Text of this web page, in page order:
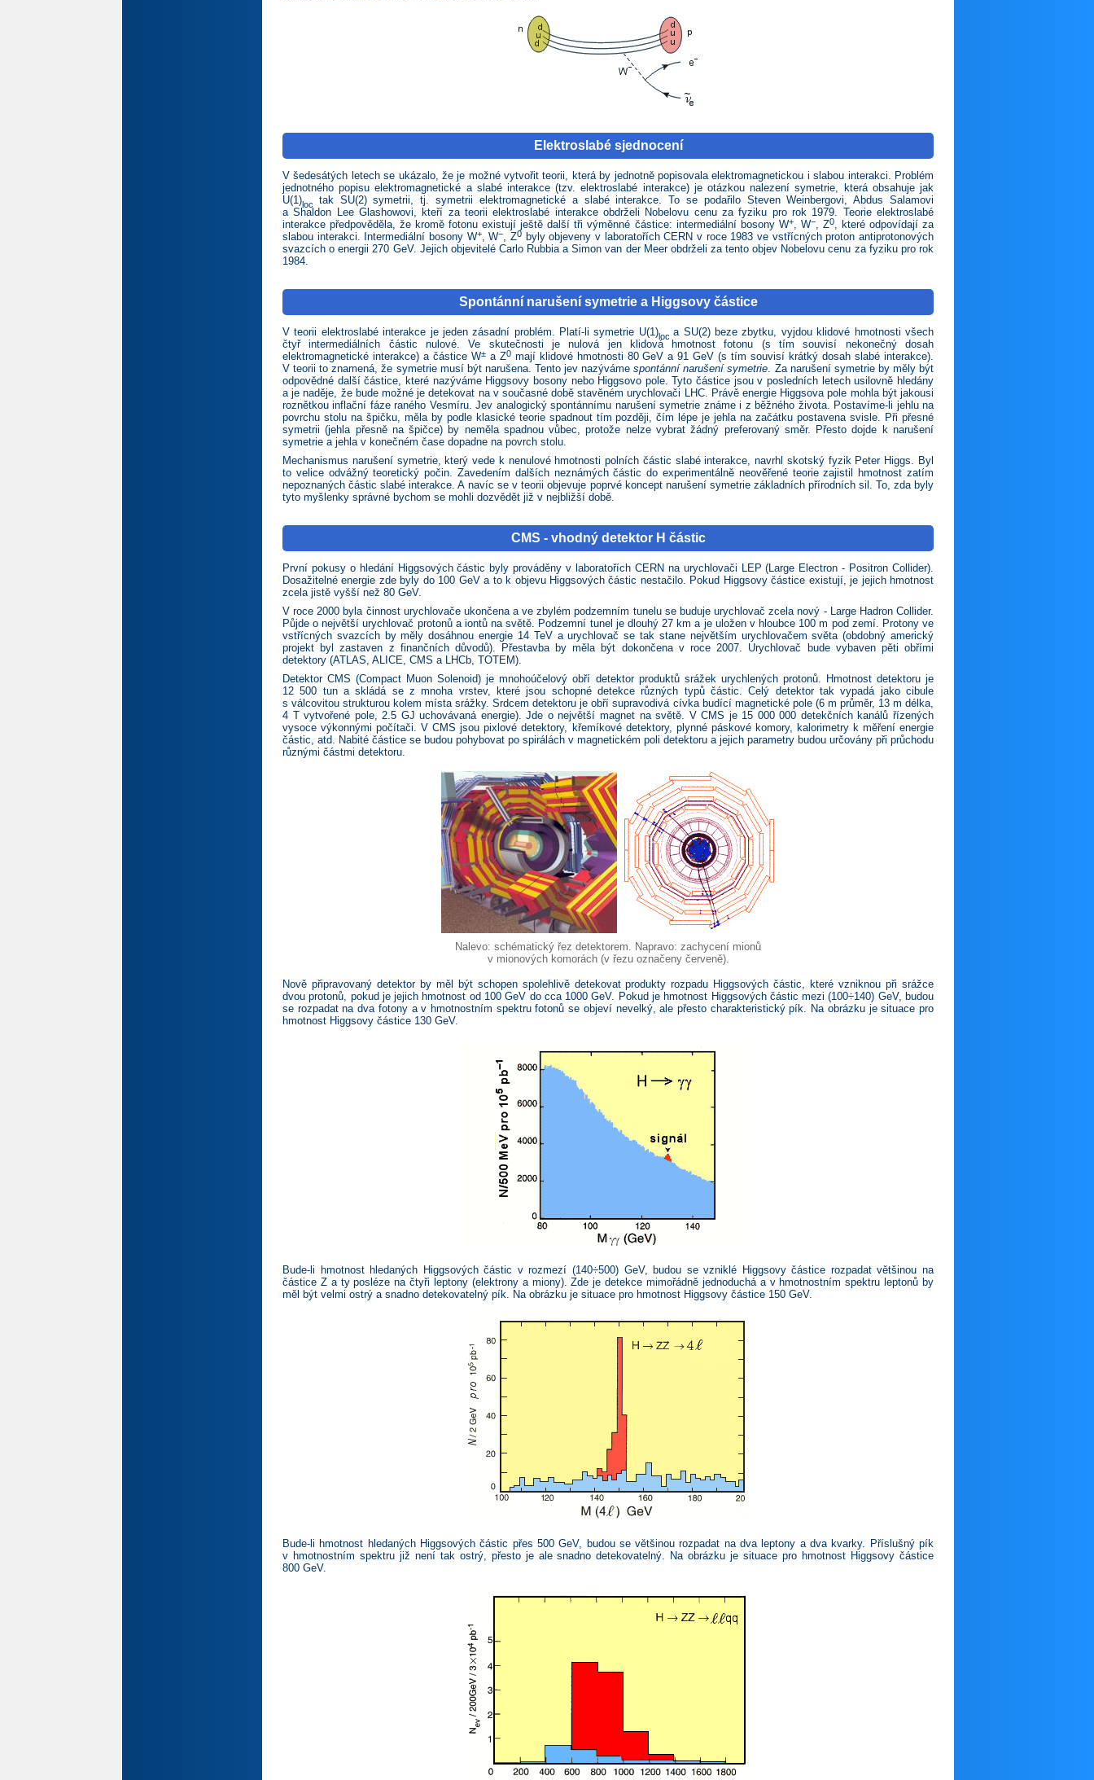
Elektroslabé sjednocení
V šedesátých letech se ukázalo, že je možné vytvořit teorii, která by jednotně popisovala elektromagnetickou i slabou interakci. Problém
jednotného popisu elektromagnetické a slabé interakce (tzv. elektroslabé interakce) je otázkou nalezení symetrie, která obsahuje jak
U(1)loc tak SU(2) symetrii, tj. symetrii elektromagnetické a slabé interakce. To se podařilo Steven Weinbergovi, Abdus Salamovi
a Shaldon Lee Glashowovi, kteří za teorii elektroslabé interakce obdrželi Nobelovu cenu za fyziku pro rok 1979. Teorie elektroslabé
interakce předpověděla, že kromě fotonu existují ještě další tři výměnné částice: intermediální bosony W+, W−, Z0, které odpovídají za
slabou interakci. Intermediální bosony W+, W−, Z0 byly objeveny v laboratořích CERN v roce 1983 ve vstřícných proton antiprotonových
svazcích o energii 270 GeV. Jejich objevitelé Carlo Rubbia a Simon van der Meer obdrželi za tento objev Nobelovu cenu za fyziku pro rok
1984.
Spontánní narušení symetrie a Higgsovy částice
V teorii elektroslabé interakce je jeden zásadní problém. Platí-­li symetrie U(1)loca SU(2) beze zbytku, vyjdou klidové hmotnosti všech
čtyř intermediálních částic nulové. Ve skutečnosti je nulová jen klidová hmotnost fotonu (s tím souvisí nekonečný dosah
elektromagnetické interakce) a částice W±a Z0mají klidové hmotnosti 80 GeV a 91 GeV (s tím souvisí krátký dosah slabé interakce).
V teorii to znamená, že symetrie musí být narušena. Tento jev nazývámespontánní narušení symetrie. Za narušení symetrie by měly být
odpovědné další částice, které nazýváme Higgsovy bosony nebo Higgsovo pole. Tyto částice jsou v posledních letech usilovně hledány
a je naděje, že bude možné je detekovat na v současné době stavěném urychlovači LHC. Právě energie Higgsova pole mohla být jakousi
roznětkou inflační fáze raného Vesmíru. Jev analogický spontánnímu narušení symetrie známe i z běžného života. Postavíme-­li jehlu na
povrchu stolu na špičku, měla by podle klasické teorie spadnout tím později, čím lépe je jehla na začátku postavena svisle. Při přesné
symetrii (jehla přesně na špičce) by neměla spadnou vůbec, protože nelze vybrat žádný preferovaný směr. Přesto dojde k narušení
symetrie a jehla v konečném čase dopadne na povrch stolu.
Mechanismus narušení symetrie, který vede k nenulové hmotnosti polních částic slabé interakce, navrhl skotský fyzik Peter Higgs. Byl
to velice odvážný teoretický počin. Zavedením dalších neznámých částic do experimentálně neověřené teorie zajistil hmotnost zatím
nepoznaných částic slabé interakce. A navíc se v teorii objevuje poprvé koncept narušení symetrie základních přírodních sil. To, zda byly
tyto myšlenky správné bychom se mohli dozvědět již v nejbližší době.
CMS - vhodný detektor H částic
První pokusy o hledání Higgsových částic byly prováděny v laboratořích CERN na urychlovači LEP (Large Electron - Positron Collider).
Dosažitelné energie zde byly do 100 GeV a to k objevu Higgsových částic nestačilo. Pokud Higgsovy částice existují, je jejich hmotnost
zcela jistě vyšší než 80 GeV.
V roce 2000 byla činnost urychlovače ukončena a ve zbylém podzemním tunelu se buduje urychlovač zcela nový - Large Hadron Collider.
Půjde o největší urychlovač protonů a iontů na světě. Podzemní tunel je dlouhý 27 km a je uložen v hloubce 100 m pod zemí. Protony ve
vstřícných svazcích by měly dosáhnou energie 14 TeV a urychlovač se tak stane největším urychlovačem světa (obdobný americký
projekt byl zastaven z finančních důvodů). Přestavba by měla být dokončena v roce 2007. Urychlovač bude vybaven pěti obřími
detektory (ATLAS, ALICE, CMS a LHCb, TOTEM).
Detektor CMS (Compact Muon Solenoid) je mnohoúčelový obří detektor produktů srážek urychlených protonů. Hmotnost detektoru je
12 500 tun a skládá se z mnoha vrstev, které jsou schopné detekce různých typů částic. Celý detektor tak vypadá jako cibule
s válcovitou strukturou kolem místa srážky. Srdcem detektoru je obří supravodivá cívka budící magnetické pole (6 m průměr, 13 m délka,
4 T vytvořené pole, 2.5 GJ uchovávaná energie). Jde o největší magnet na světě. V CMS je 15 000 000 detekčních kanálů řízených
vysoce výkonnými počítači. V CMS jsou pixlové detektory, křemíkové detektory, plynné páskové komory, kalorimetry k měření energie
částic, atd. Nabité částice se budou pohybovat po spirálách v magnetickém poli detektoru a jejich parametry budou určovány při průchodu
různými částmi detektoru.
Nalevo: schématický řez detektorem. Napravo: zachycení mionů
v mionových komorách (v řezu označeny červeně).
Nově připravovaný detektor by měl být schopen spolehlivě detekovat produkty rozpadu Higgsových částic, které vzniknou při srážce
dvou protonů, pokud je jejich hmotnost od 100 GeV do cca 1000 GeV. Pokud je hmotnost Higgsových částic mezi (100÷140) GeV, budou
se rozpadat na dva fotony a v hmotnostním spektru fotonů se objeví nevelký, ale přesto charakteristický pík. Na obrázku je situace pro
hmotnost Higgsovy částice 130 GeV.
Bude-li hmotnost hledaných Higgsových částic v rozmezí (140÷500) GeV, budou se vzniklé Higgsovy částice rozpadat většinou na
částice Z a ty posléze na čtyři leptony (elektrony a miony). Zde je detekce mimořádně jednoduchá a v hmotnostním spektru leptonů by
měl být velmi ostrý a snadno detekovatelný pík. Na obrázku je situace pro hmotnost Higgsovy částice 150 GeV.
Bude-li hmotnost hledaných Higgsových částic přes 500 GeV, budou se většinou rozpadat na dva leptony a dva kvarky. Příslušný pík
v hmotnostním spektru již není tak ostrý, přesto je ale snadno detekovatelný. Na obrázku je situace pro hmotnost Higgsovy částice
800 GeV.